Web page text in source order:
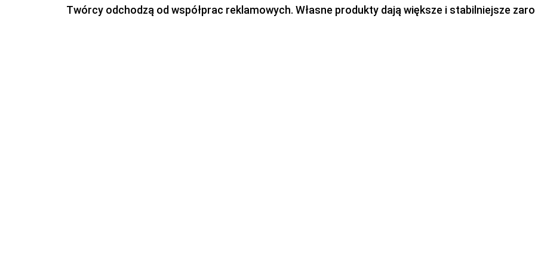
Twórcy odchodzą od współprac reklamowych. Własne produkty dają większe i stabilniejsze